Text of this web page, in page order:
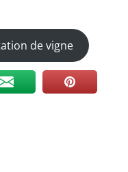
de vigne